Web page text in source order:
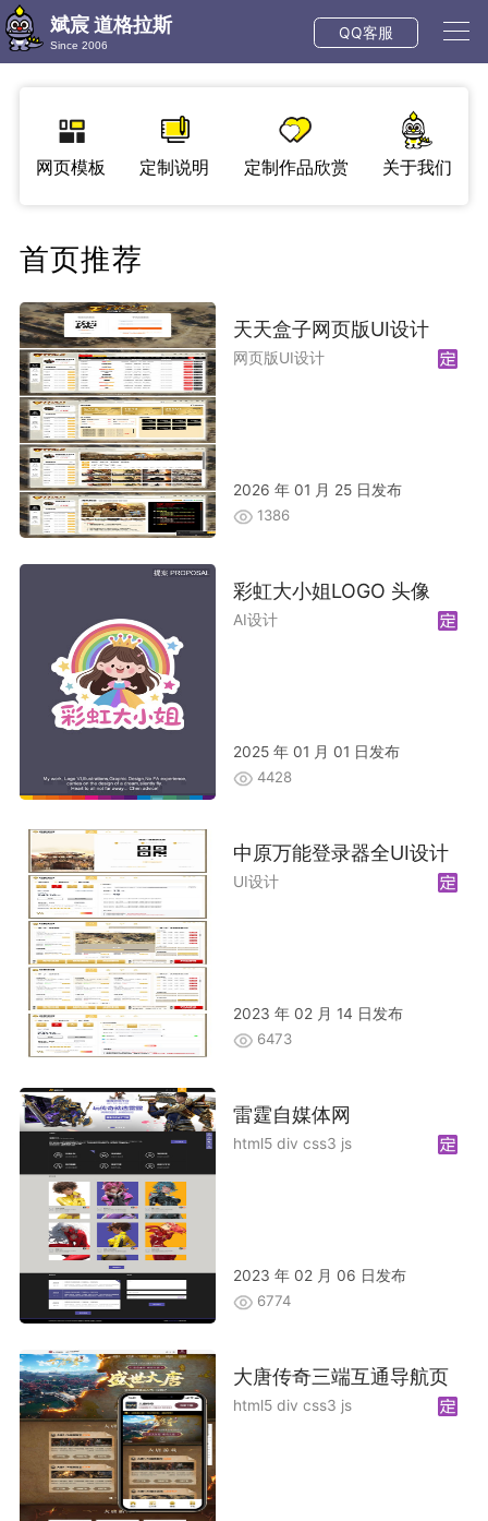
斌宸 道格拉斯
Since 2006
QQ客服
网页模板 定制说明 定制作品欣赏 关于我们
首页推荐
天天盒子网页版UI设计
网页版UI设计
2026 年 01 月 25 日发布
1386
彩虹大小姐LOGO 头像
AI设计
2025 年 01 月 01 日发布
4428
中原万能登录器全UI设计
UI设计
2023 年 02 月 14 日发布
6473
雷霆自媒体网
html5 div css3 js
2023 年 02 月 06 日发布
6774
大唐传奇三端互通导航页
html5 div css3 js